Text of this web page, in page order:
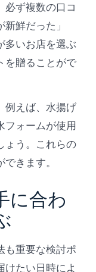
必ず複数の口コ
鮮だった」
多いお店を選ぶ
を贈ることがで
例えば、水揚げ
フォームが使用
ょう。これらの
きます。
に合わ
も重要な検討ポ
たい日時によ